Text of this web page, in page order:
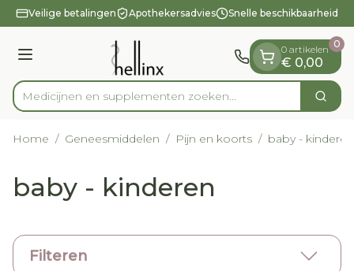
Ga naar de inhoud
1 van 1
Veilige betalingen Apothekersadvies Snelle beschikbaarheid
Menu
Product, merk, categorie...
Medicijnen en supplementen zoeken... Zoek
0 artikelen
€ 0,00
0
Home / Geneesmiddelen / Pijn en koorts / baby - kinderen
baby - kinderen
Filteren